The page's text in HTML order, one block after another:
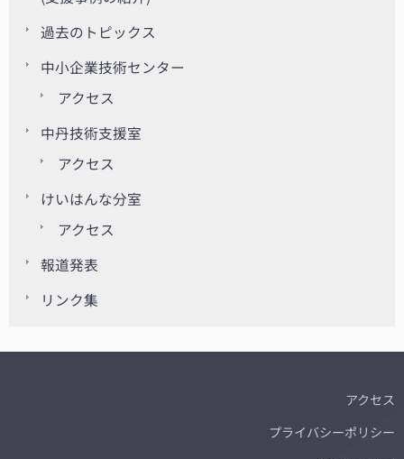
過去のトピックス
中小企業技術センター
アクセス
中丹技術支援室
アクセス
けいはんな分室
アクセス
報道発表
リンク集
アクセス
プライバシーポリシー